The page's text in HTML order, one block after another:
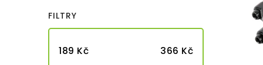
FILTRY
189 Kč 366 Kč